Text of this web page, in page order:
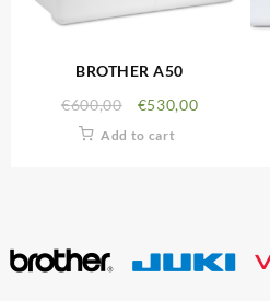
BROTHER A50
€600,00 €530,00
Add to cart